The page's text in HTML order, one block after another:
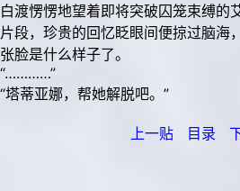
白渡愣愣地望着即将突破囚笼束缚的
片段，珍贵的回忆眨眼间便掠过脑海
张脸是什么样子了。
“…………”
“塔蒂亚娜，帮她解脱吧。”
上一贴 目录